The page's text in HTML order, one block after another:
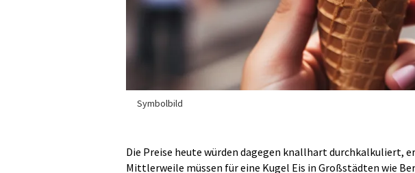
Symbolbild
Die Preise heute würden dagegen knallhart durchkalkuliert,
Mittlerweile müssen für eine Kugel Eis in Großstädten wie